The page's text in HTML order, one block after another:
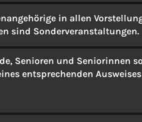
in allen
sind Sonderveranstaltungen.
Senioren und Seniorinnen
entsprechenden